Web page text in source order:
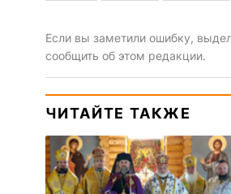
Если вы заметили ошибку,
сообщить об этом редакции.
ЧИТАЙТЕ ТАКЖЕ